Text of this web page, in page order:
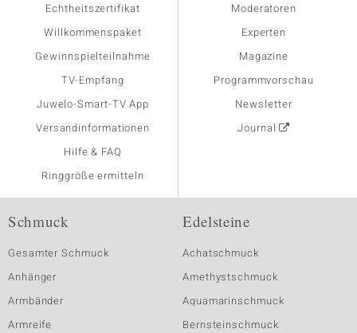
Echtheitszertifikat
Willkommenspaket
Gewinnspielteilnahme
TV-Empfang
Juwelo-Smart-TV App
Versandinformationen
Hilfe & FAQ
Ringgröße ermitteln
Moderatoren
Experten
Magazine
Programmvorschau
Newsletter
Journal
Schmuck
Gesamter Schmuck
Anhänger
Armbänder
Armreife
Edelsteine
Achatschmuck
Amethystschmuck
Aquamarinschmuck
Bernsteinschmuck